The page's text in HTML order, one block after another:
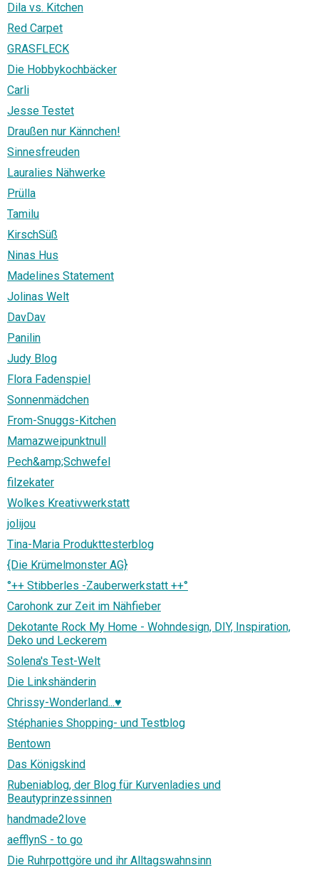
Dila vs. Kitchen
Red Carpet
GRASFLECK
Die Hobbykochbäcker
Carli
Jesse Testet
Draußen nur Kännchen!
Sinnesfreuden
Lauralies Nähwerke
Prülla
Tamilu
KirschSüß
Ninas Hus
Madelines Statement
Jolinas Welt
DavDav
Panilin
Judy Blog
Flora Fadenspiel
Sonnenmädchen
From-Snuggs-Kitchen
Mamazweipunktnull
Pech&amp;Schwefel
filzekater
Wolkes Kreativwerkstatt
jolijou
Tina-Maria Produkttesterblog
{Die Krümelmonster AG}
°++ Stibberles -Zauberwerkstatt ++°
Carohonk zur Zeit im Nähfieber
Dekotante Rock My Home - Wohndesign, DIY, Inspiration,
Deko und Leckerem
Solena's Test-Welt
Die Linkshänderin
Chrissy-Wonderland...♥
Stéphanies Shopping- und Testblog
Bentown
Das Königskind
Rubeniablog, der Blog für Kurvenladies und
Beautyprinzessinnen
handmade2love
aefflynS - to go
Die Ruhrpottgöre und ihr Alltagswahnsinn